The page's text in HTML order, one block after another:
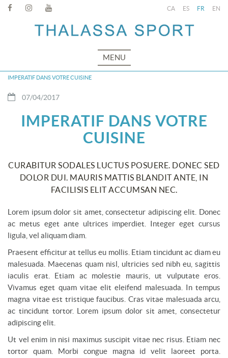
CA ES FR EN
MENU
IMPERATIF DANS VOTRE CUISINE
07/04/2017
IMPERATIF DANS VOTRE
CUISINE
CURABITUR SODALES LUCTUS POSUERE. DONEC SED
DOLOR DUI. MAURIS MATTIS BLANDIT ANTE, IN
FACILISIS ELIT ACCUMSAN NEC.
Lorem ipsum dolor sit amet, consectetur adipiscing elit. Donec
ac metus eget ante ultrices imperdiet. Integer eget cursus
ligula, vel aliquam diam.
Praesent efficitur at tellus eu mollis. Etiam tincidunt ac diam eu
malesuada. Maecenas quam nisl, ultricies sed nibh eu, sagittis
iaculis erat. Etiam ac molestie mauris, ut vulputate eros.
Vivamus eget quam vitae elit eleifend malesuada. In tempus
magna vitae est tristique faucibus. Cras vitae malesuada arcu,
ac tincidunt tortor. Lorem ipsum dolor sit amet, consectetur
adipiscing elit.
Ut vel enim in nisi maximus suscipit vitae nec risus. Etiam nec
tortor quam. Morbi congue magna id velit laoreet porta.